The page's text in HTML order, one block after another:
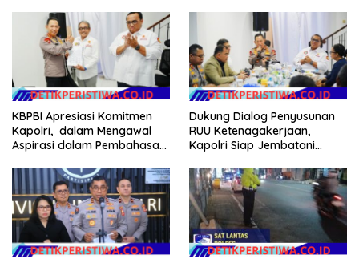
Agenda Kapolri
KBPBI Apresiasi Komitmen
Kapolri, dalam Mengawal
Aspirasi dalam Pembahasan
Dukung Dialog Penyusunan
RUU Ketenagakerjaan,
Kapolri Siap Jembatani